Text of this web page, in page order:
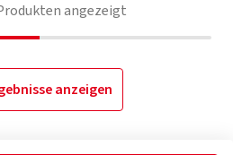
angezeigt
anzeigen